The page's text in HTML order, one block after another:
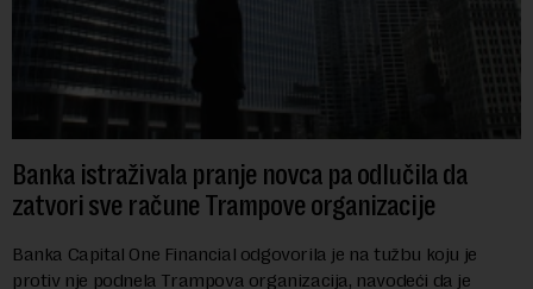
Banka istraživala pranje novca pa odlučila da
zatvori sve račune Trampove organizacije
Banka Capital One Financial odgovorila je na tužbu koju je
protiv nje podnela Trampova organizacija, navodeći da je